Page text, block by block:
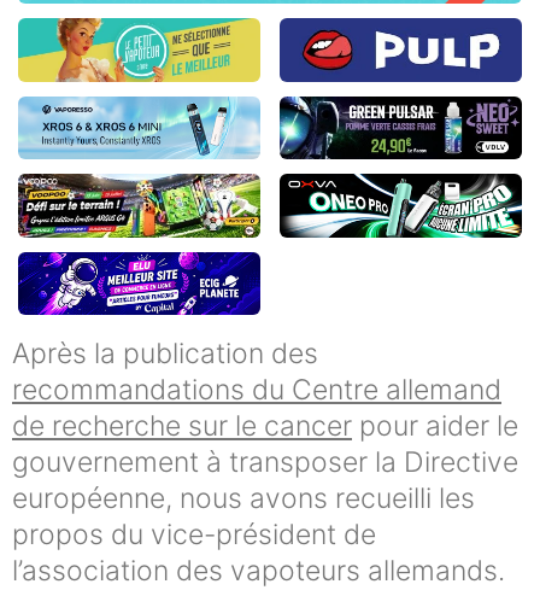
Après la publication des
recommandations du Centre allemand
de recherche sur le cancer pour aider le
gouvernement à transposer la Directive
européenne, nous avons recueilli les
propos du vice-président de
l’association des vapoteurs allemands.